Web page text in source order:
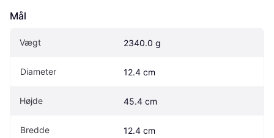
Mål
Vægt 2340.0 g
Diameter 12.4 cm
Højde 45.4 cm
Bredde 12.4 cm